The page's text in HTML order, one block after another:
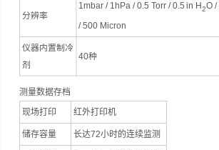
分辨率
1mbar / 1hPa / 0.5 Torr / 0.5 in H2O
/ 500 Micron
仪器内置制冷
剂
40种
测量数据存档
现场打印
红外打印机
储存容量 长达72小时的连续监测